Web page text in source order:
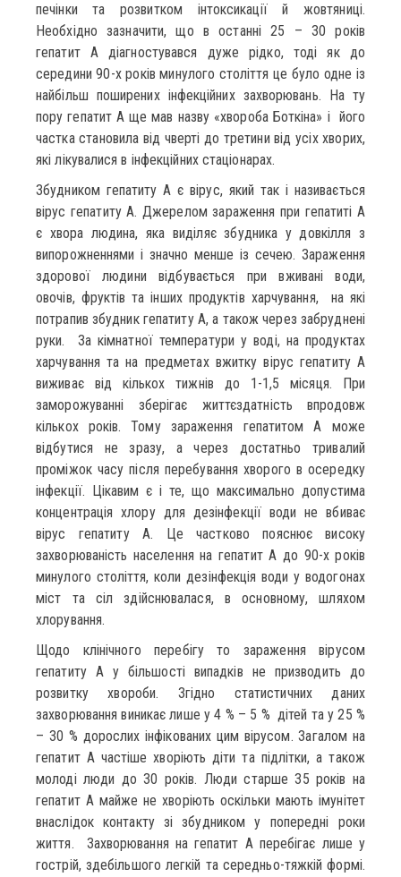
печінки та розвитком інтоксикації й жовтяниці.
Необхідно зазначити, що в останні 25 – 30 років
гепатит А діагностувався дуже рідко, тоді як до
середини 90-х років минулого століття це було одне із
найбільш поширених інфекційних захворювань. На ту
пору гепатит А ще мав назву «хвороба Боткіна» і його
частка становила від чверті до третини від усіх хворих,
які лікувалися в інфекційних стаціонарах.
Збудником гепатиту А є вірус, який так і називається
вірус гепатиту А. Джерелом зараження при гепатиті А
є хвора людина, яка виділяє збудника у довкілля з
випорожненнями і значно менше із сечею. Зараження
здорової людини відбувається при вживані води,
овочів, фруктів та інших продуктів харчування, на які
потрапив збудник гепатиту А, а також через забруднені
руки. За кімнатної температури у воді, на продуктах
харчування та на предметах вжитку вірус гепатиту А
виживає від кількох тижнів до 1-1,5 місяця. При
заморожуванні зберігає життєздатність впродовж
кількох років. Тому зараження гепатитом А може
відбутися не зразу, а через достатньо тривалий
проміжок часу після перебування хворого в осередку
інфекції. Цікавим є і те, що максимально допустима
концентрація хлору для дезінфекції води не вбиває
вірус гепатиту А. Це частково пояснює високу
захворюваність населення на гепатит А до 90-х років
минулого століття, коли дезінфекція води у водогонах
міст та сіл здійснювалася, в основному, шляхом
хлорування.
Щодо клінічного перебігу то зараження вірусом
гепатиту А у більшості випадків не призводить до
розвитку хвороби. Згідно статистичних даних
захворювання виникає лише у 4 % – 5 % дітей та у 25 %
– 30 % дорослих інфікованих цим вірусом. Загалом на
гепатит А частіше хворіють діти та підлітки, а також
молоді люди до 30 років. Люди старше 35 років на
гепатит А майже не хворіють оскільки мають імунітет
внаслідок контакту зі збудником у попередні роки
життя. Захворювання на гепатит А перебігає лише у
гострій, здебільшого легкій та середньо-тяжкій формі.